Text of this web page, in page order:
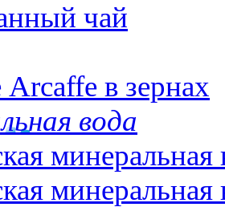
чай
в зернах
вода
минеральная
минеральная